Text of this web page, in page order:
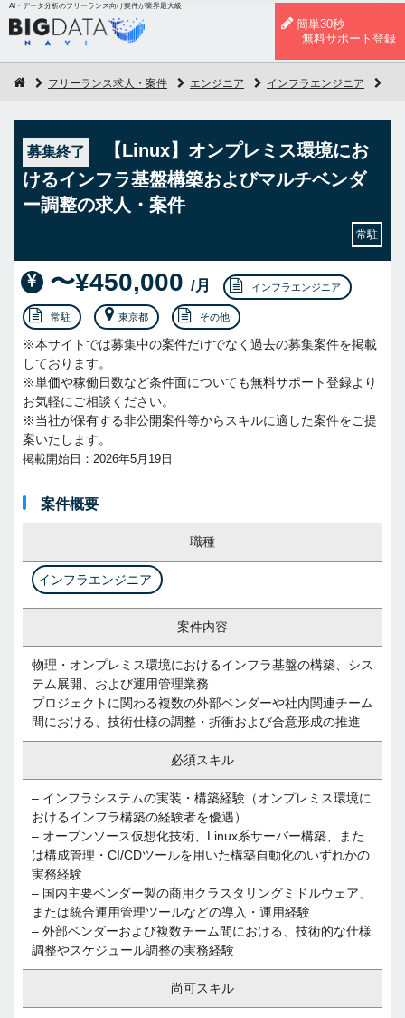
AI・データ分析のフリーランス向け案件が業界最大級
簡単30秒
無料サポート登録
フリーランス求人・案件 エンジニア インフラエンジニア
募集終了
【Linux】オンプレミス環境にお
けるインフラ基盤構築およびマルチベンダ
ー調整の求人・案件
常駐
〜¥450,000 /月 インフラエンジニア
常駐 東京都 その他
※本サイトでは募集中の案件だけでなく過去の募集案件を掲載
しております。
※単価や稼働日数など条件面についても無料サポート登録より
お気軽にご相談ください。
※当社が保有する非公開案件等からスキルに適した案件をご提
案いたします。
掲載開始日：2026年5月19日
案件概要
職種
インフラエンジニア
案件内容
物理・オンプレミス環境におけるインフラ基盤の構築、シス
テム展開、および運用管理業務
プロジェクトに関わる複数の外部ベンダーや社内関連チーム
間における、技術仕様の調整・折衝および合意形成の推進
必須スキル
– インフラシステムの実装・構築経験（オンプレミス環境に
おけるインフラ構築の経験者を優遇）
– オープンソース仮想化技術、Linux系サーバー構築、また
は構成管理・CI/CDツールを用いた構築自動化のいずれかの
実務経験
– 国内主要ベンダー製の商用クラスタリングミドルウェア、
または統合運用管理ツールなどの導入・運用経験
– 外部ベンダーおよび複数チーム間における、技術的な仕様
調整やスケジュール調整の実務経験
尚可スキル